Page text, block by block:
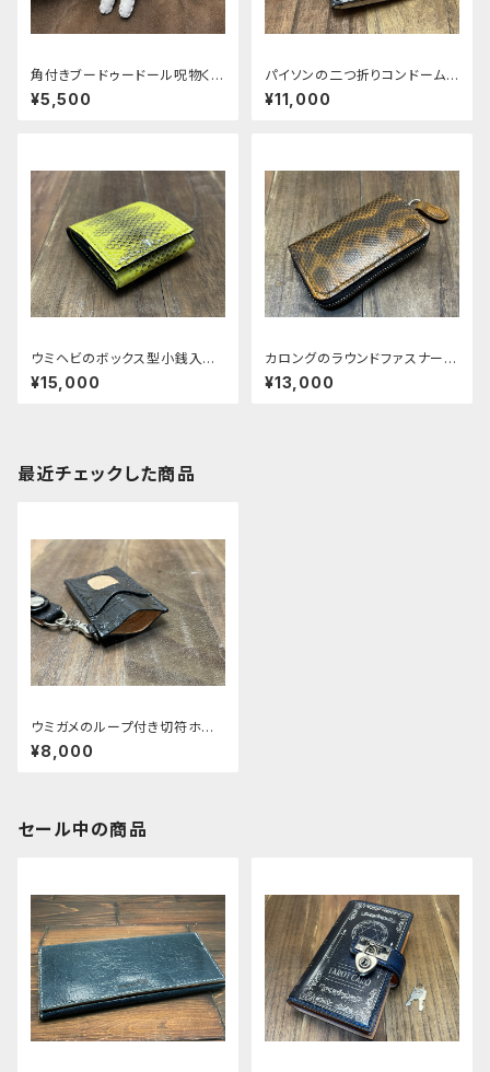
角付きブードゥードール呪物く
ん 白マガツヒ
¥5,500
パイソンの二つ折りコンドームケ
ース ver.2
¥11,000
ウミヘビのボックス型小銭入れ
typeＡ
¥15,000
カロングのラウンドファスナーキ
ーケース
¥13,000
最近チェックした商品
ウミガメのループ付き切符ホル
ダー
¥8,000
セール中の商品